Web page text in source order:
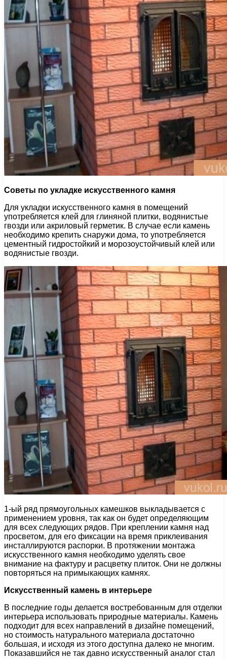
Советы по укладке искусственного камня
Для укладки искусственного камня в помещений
употребляется клей для глиняной плитки, водянистые
гвозди или акриловый герметик. В случае если камень
необходимо крепить снаружи дома, то употребляется
цементный гидростойкий и морозоустойчивый клей или
водянистые гвозди.
1-ый ряд прямоугольных камешков выкладывается с
применением уровня, так как он будет определяющим
для всех следующих рядов. При креплении камня над
просветом, для его фиксации на время приклеивания
инсталлируются распорки. В протяжении монтажа
искусственного камня необходимо уделять свое
внимание на фактуру и расцветку плиток. Они не должны
повторяться на примыкающих камнях.
Искусственный камень в интерьере
В последние годы делается востребованным для отделки
интерьера использовать природные материалы. Камень
подходит для всех направлений в дизайне помещений,
но стоимость натурального материала достаточно
большая, и исходя из этого доступна далеко не многим.
Показавшийся не так давно искусственный аналог стал